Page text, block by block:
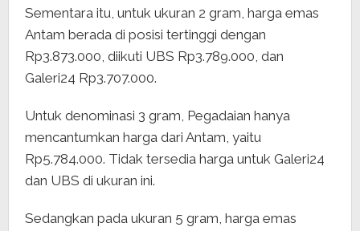
Sementara itu, untuk ukuran 2 gram, harga emas
Antam berada di posisi tertinggi dengan
Rp3.873.000, diikuti UBS Rp3.789.000, dan
Galeri24 Rp3.707.000.
Untuk denominasi 3 gram, Pegadaian hanya
mencantumkan harga dari Antam, yaitu
Rp5.784.000. Tidak tersedia harga untuk Galeri24
dan UBS di ukuran ini.
Sedangkan pada ukuran 5 gram, harga emas